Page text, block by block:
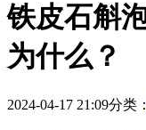
铁皮石斛
为什么？
2024-04-17 21:09分类：